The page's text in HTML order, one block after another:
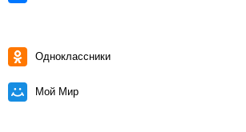
Одноклассники
Мой Мир